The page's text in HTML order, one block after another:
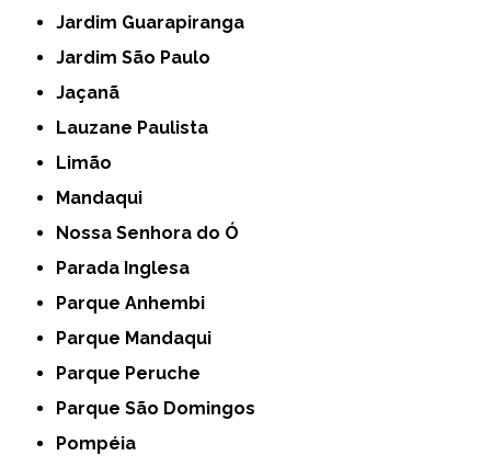
Jardim Guarapiranga
Jardim São Paulo
Jaçanã
Lauzane Paulista
Limão
Mandaqui
Nossa Senhora do Ó
Parada Inglesa
Parque Anhembi
Parque Mandaqui
Parque Peruche
Parque São Domingos
Pompéia